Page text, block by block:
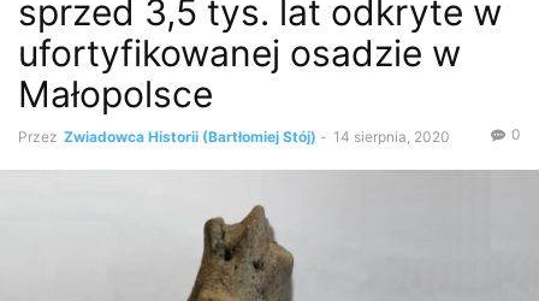
sprzed 3,5 tys. lat odkryte w
ufortyfikowanej osadzie w
Małopolsce
Przez Zwiadowca Historii (Bartłomiej Stój) - 14 sierpnia, 2020 0